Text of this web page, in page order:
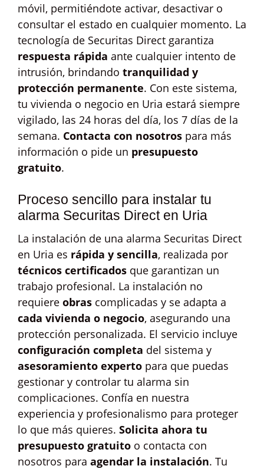
móvil, permitiéndote activar, desactivar o
consultar el estado en cualquier momento. La
tecnología de Securitas Direct garantiza
respuesta rápida ante cualquier intento de
intrusión, brindando tranquilidad y
protección permanente. Con este sistema,
tu vivienda o negocio en Uria estará siempre
vigilado, las 24 horas del día, los 7 días de la
semana. Contacta con nosotros para más
información o pide un presupuesto
gratuito.
Proceso sencillo para instalar tu
alarma Securitas Direct en Uria
La instalación de una alarma Securitas Direct
en Uria es rápida y sencilla, realizada por
técnicos certificados que garantizan un
trabajo profesional. La instalación no
requiere obras complicadas y se adapta a
cada vivienda o negocio, asegurando una
protección personalizada. El servicio incluye
configuración completa del sistema y
asesoramiento experto para que puedas
gestionar y controlar tu alarma sin
complicaciones. Confía en nuestra
experiencia y profesionalismo para proteger
lo que más quieres. Solicita ahora tu
presupuesto gratuito o contacta con
nosotros para agendar la instalación. Tu